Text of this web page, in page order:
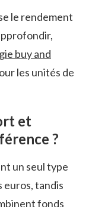
le rendement
buy and
les unités de
et
?
un seul type
euros, tandis
fonds